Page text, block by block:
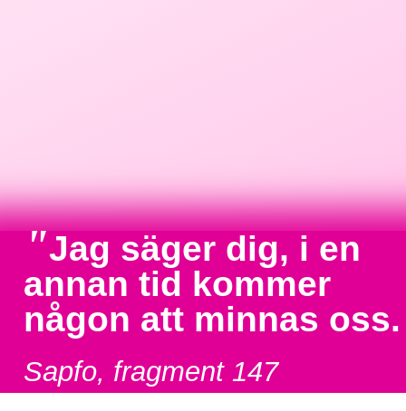
"Jag säger dig, i en
annan tid kommer
någon att minnas oss.
Sapfo, fragment 147